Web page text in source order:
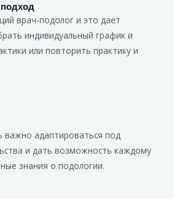
врач-подолог и это дает
индивидуальный график и
или повторить практику и
адаптироваться под
и дать возможность каждому
знания о подологии.